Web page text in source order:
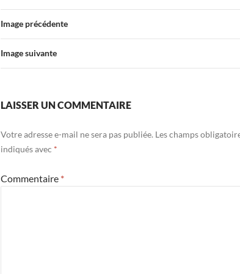
Image précédente
Image suivante
LAISSER UN COMMENTAIRE
Votre adresse e-mail ne sera pas publiée. Les champs
indiqués avec *
Commentaire *